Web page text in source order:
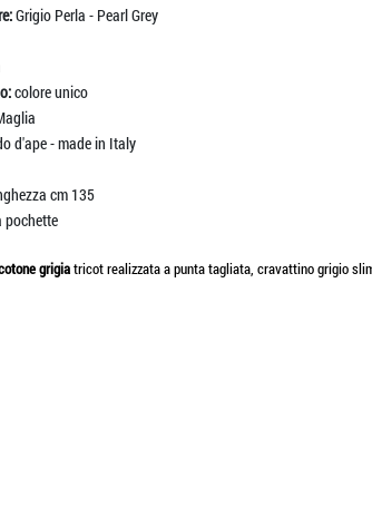
Grigio Perla - Pearl Grey
colore unico
d'ape - made in Italy
cm 135
pochette
grigiatricot realizzata a punta tagliata, cravattino grigio